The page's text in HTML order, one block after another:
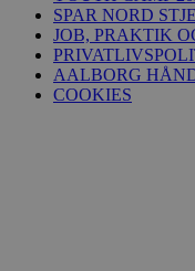
SPAR NORD
JOB, PRAKTIK
AALBORG
COOKIES